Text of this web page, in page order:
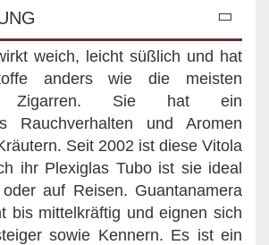
weich, leicht süßlich und hat
anders wie die meisten
Zigarren. Sie hat ein
Rauchverhalten und Aromen
Seit 2002 ist diese Vitola
ihr Plexiglas Tubo ist sie ideal
auf Reisen. Guantanamera
bis mittelkräftig und eignen sich
sowie Kennern. Es ist ein